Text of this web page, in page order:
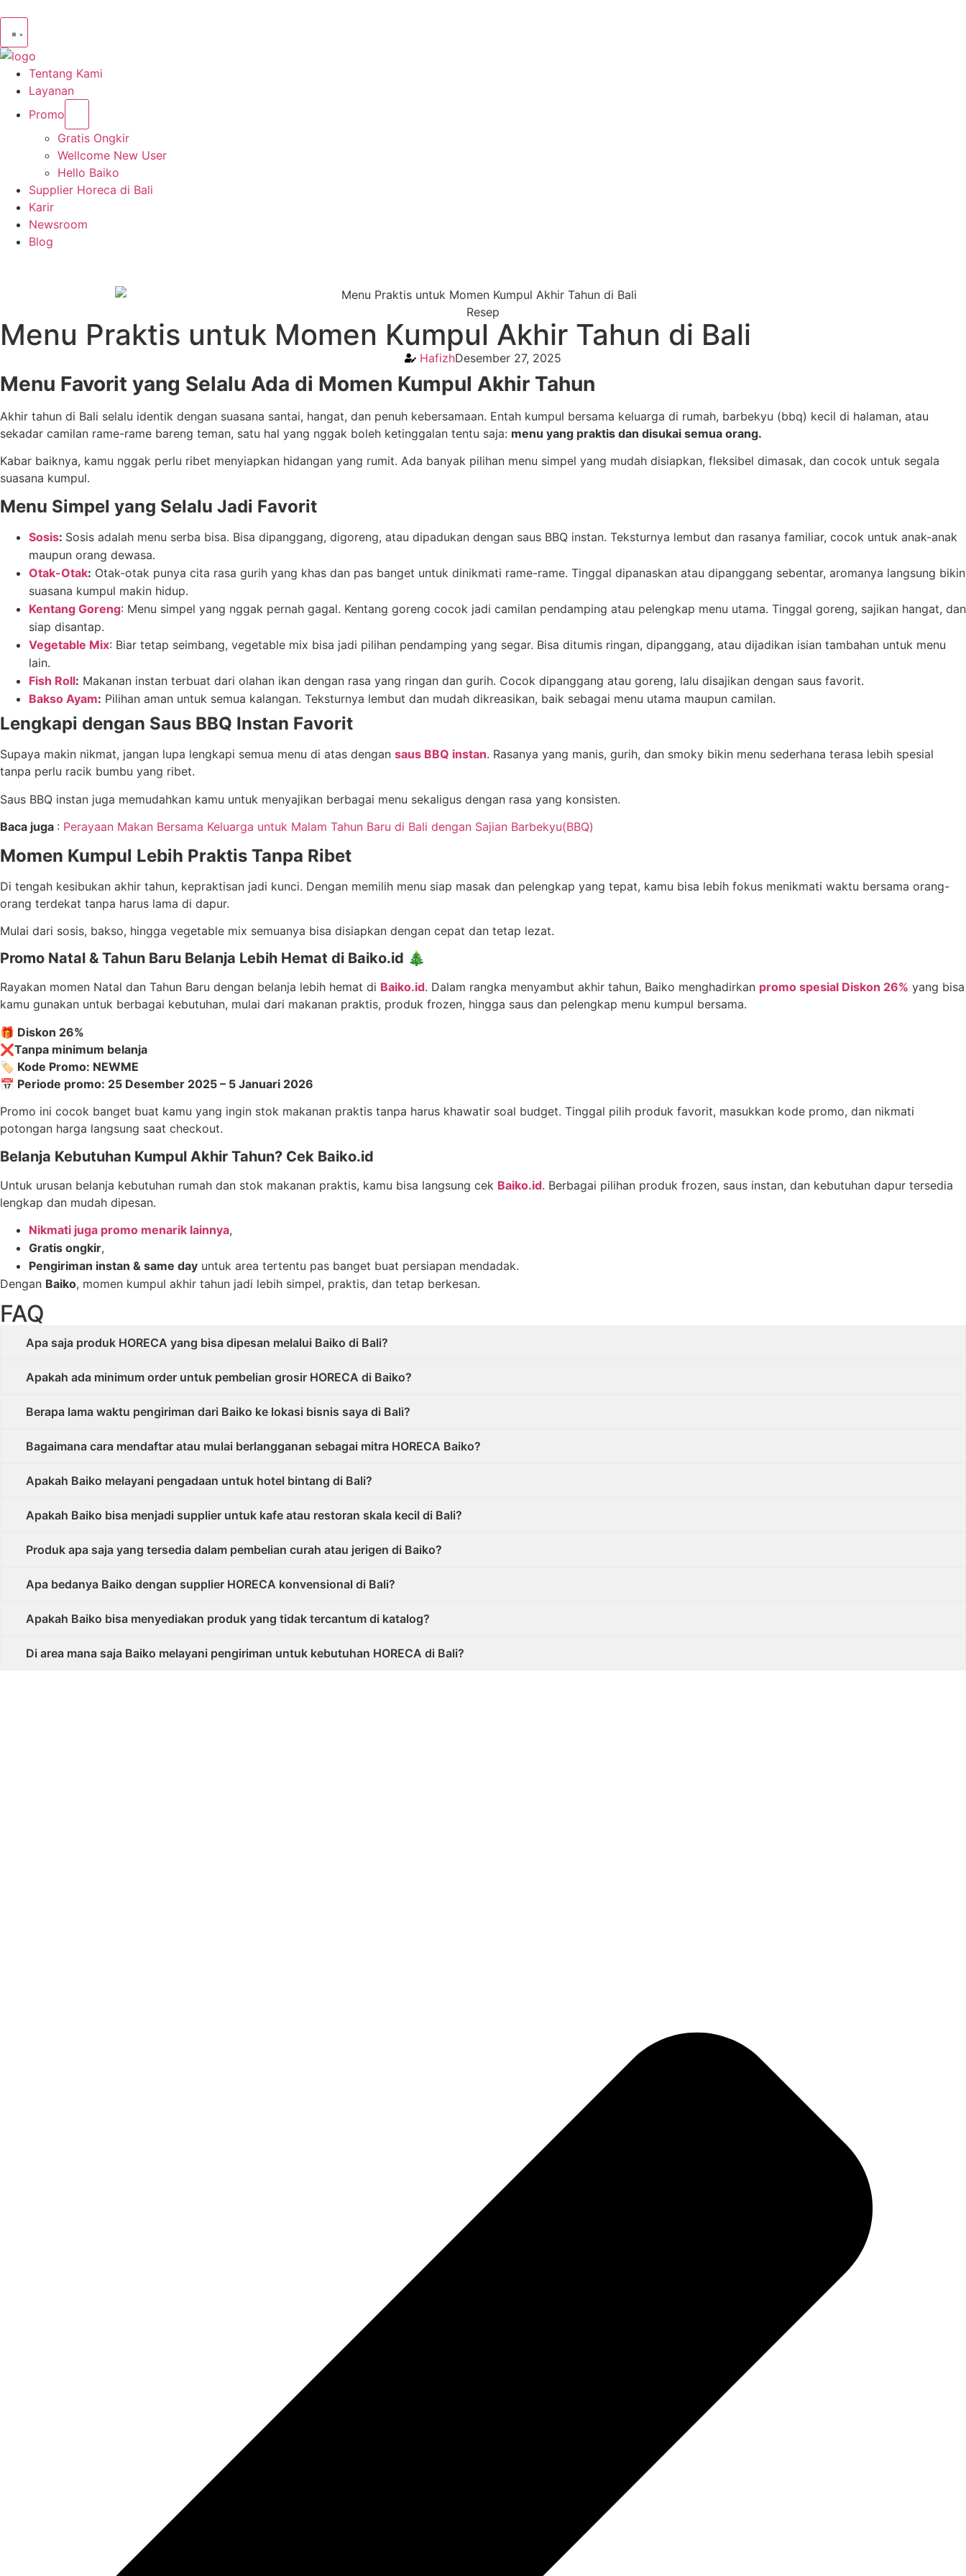
Tentang Kami
Layanan
Promo
Gratis Ongkir
Wellcome New User
Hello Baiko
Supplier Horeca di Bali
Karir
Newsroom
Blog
Resep
Menu Praktis untuk Momen Kumpul Akhir Tahun di Bali
HafizhDesember 27, 2025
Menu Favorit yang Selalu Ada di Momen Kumpul Akhir Tahun
Akhir tahun di Bali selalu identik dengan suasana santai, hangat, dan penuh kebersamaan. Entah kumpul bersama keluarga di rumah, barbekyu (bbq) kecil di halaman, atau
sekadar camilan rame-rame bareng teman, satu hal yang nggak boleh ketinggalan tentu saja: menu yang praktis dan disukai semua orang.
Kabar baiknya, kamu nggak perlu ribet menyiapkan hidangan yang rumit. Ada banyak pilihan menu simpel yang mudah disiapkan, fleksibel dimasak, dan cocok untuk segala
suasana kumpul.
Menu Simpel yang Selalu Jadi Favorit
Sosis: Sosis adalah menu serba bisa. Bisa dipanggang, digoreng, atau dipadukan dengan saus BBQ instan. Teksturnya lembut dan rasanya familiar, cocok untuk anak-anak
maupun orang dewasa.
Otak-Otak: Otak-otak punya cita rasa gurih yang khas dan pas banget untuk dinikmati rame-rame. Tinggal dipanaskan atau dipanggang sebentar, aromanya langsung bikin
suasana kumpul makin hidup.
Kentang Goreng: Menu simpel yang nggak pernah gagal. Kentang goreng cocok jadi camilan pendamping atau pelengkap menu utama. Tinggal goreng, sajikan hangat, dan
siap disantap.
Vegetable Mix: Biar tetap seimbang, vegetable mix bisa jadi pilihan pendamping yang segar. Bisa ditumis ringan, dipanggang, atau dijadikan isian tambahan untuk menu
lain.
Fish Roll: Makanan instan terbuat dari olahan ikan dengan rasa yang ringan dan gurih. Cocok dipanggang atau goreng, lalu disajikan dengan saus favorit.
Bakso Ayam: Pilihan aman untuk semua kalangan. Teksturnya lembut dan mudah dikreasikan, baik sebagai menu utama maupun camilan.
Lengkapi dengan Saus BBQ Instan Favorit
Supaya makin nikmat, jangan lupa lengkapi semua menu di atas dengan saus BBQ instan. Rasanya yang manis, gurih, dan smoky bikin menu sederhana terasa lebih spesial
tanpa perlu racik bumbu yang ribet.
Saus BBQ instan juga memudahkan kamu untuk menyajikan berbagai menu sekaligus dengan rasa yang konsisten.
Baca juga : Perayaan Makan Bersama Keluarga untuk Malam Tahun Baru di Bali dengan Sajian Barbekyu(BBQ)
Momen Kumpul Lebih Praktis Tanpa Ribet
Di tengah kesibukan akhir tahun, kepraktisan jadi kunci. Dengan memilih menu siap masak dan pelengkap yang tepat, kamu bisa lebih fokus menikmati waktu bersama orang-
orang terdekat tanpa harus lama di dapur.
Mulai dari sosis, bakso, hingga vegetable mix semuanya bisa disiapkan dengan cepat dan tetap lezat.
Promo Natal & Tahun Baru Belanja Lebih Hemat di Baiko.id 🎄
Rayakan momen Natal dan Tahun Baru dengan belanja lebih hemat di Baiko.id. Dalam rangka menyambut akhir tahun, Baiko menghadirkan promo spesial Diskon 26% yang bisa
kamu gunakan untuk berbagai kebutuhan, mulai dari makanan praktis, produk frozen, hingga saus dan pelengkap menu kumpul bersama.
🎁 Diskon 26%
❌Tanpa minimum belanja
🏷️ Kode Promo: NEWME
📅 Periode promo: 25 Desember 2025 – 5 Januari 2026
Promo ini cocok banget buat kamu yang ingin stok makanan praktis tanpa harus khawatir soal budget. Tinggal pilih produk favorit, masukkan kode promo, dan nikmati
potongan harga langsung saat checkout.
Belanja Kebutuhan Kumpul Akhir Tahun? Cek Baiko.id
Untuk urusan belanja kebutuhan rumah dan stok makanan praktis, kamu bisa langsung cek Baiko.id. Berbagai pilihan produk frozen, saus instan, dan kebutuhan dapur tersedia
lengkap dan mudah dipesan.
Nikmati juga promo menarik lainnya,
Gratis ongkir,
Pengiriman instan & same day untuk area tertentu pas banget buat persiapan mendadak.
Dengan Baiko, momen kumpul akhir tahun jadi lebih simpel, praktis, dan tetap berkesan.
FAQ
Apa saja produk HORECA yang bisa dipesan melalui Baiko di Bali?
Apakah ada minimum order untuk pembelian grosir HORECA di Baiko?
Berapa lama waktu pengiriman dari Baiko ke lokasi bisnis saya di Bali?
Bagaimana cara mendaftar atau mulai berlangganan sebagai mitra HORECA Baiko?
Apakah Baiko melayani pengadaan untuk hotel bintang di Bali?
Apakah Baiko bisa menjadi supplier untuk kafe atau restoran skala kecil di Bali?
Produk apa saja yang tersedia dalam pembelian curah atau jerigen di Baiko?
Apa bedanya Baiko dengan supplier HORECA konvensional di Bali?
Apakah Baiko bisa menyediakan produk yang tidak tercantum di katalog?
Di area mana saja Baiko melayani pengiriman untuk kebutuhan HORECA di Bali?